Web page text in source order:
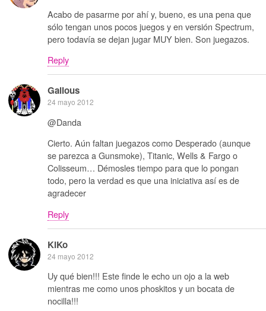
Acabo de pasarme por ahí y, bueno, es una pena que
sólo tengan unos pocos juegos y en versión Spectrum,
pero todavía se dejan jugar MUY bien. Son juegazos.
Reply
Galious
24 mayo 2012
@Danda
Cierto. Aún faltan juegazos como Desperado (aunque
se parezca a Gunsmoke), Titanic, Wells & Fargo o
Colisseum… Démosles tiempo para que lo pongan
todo, pero la verdad es que una iniciativa así es de
agradecer
Reply
KiKo
24 mayo 2012
Uy qué bien!!! Este finde le echo un ojo a la web
mientras me como unos phoskitos y un bocata de
nocilla!!!